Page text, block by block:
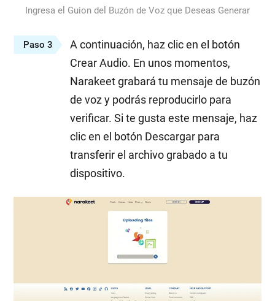
Ingresa el Guion del Buzón de Voz que Deseas Generar
Paso 3
A continuación, haz clic en el botón
Crear Audio. En unos momentos,
Narakeet grabará tu mensaje de buzón
de voz y podrás reproducirlo para
verificar. Si te gusta este mensaje, haz
clic en el botón Descargar para
transferir el archivo grabado a tu
dispositivo.